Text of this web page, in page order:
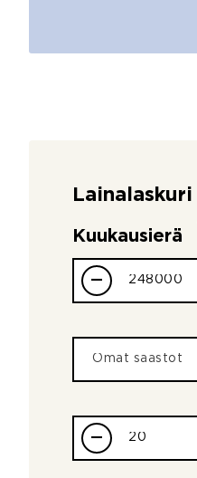
Lainalaskuri
Kuukausierä
–
–